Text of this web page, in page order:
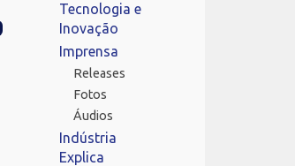
Tecnologia e
Inovação
Imprensa
Releases
Fotos
Áudios
Indústria
Explica